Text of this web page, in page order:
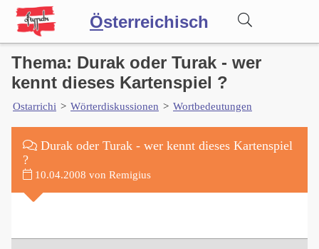
Österreichisch
Wörterbuch
Forum
Blog
Thema: Durak oder Turak - wer
kennt dieses Kartenspiel ?
Ostarrichi > Wörterdiskussionen > Wortbedeutungen
Durak oder Turak - wer kennt dieses Kartenspiel
?
10.04.2008 von Remigius